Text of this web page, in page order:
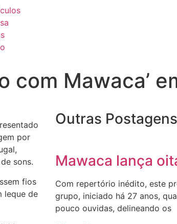
com Mawaca’
por
sons.
fios
leque de
Outras Postagens
Mawaca lança
Com repertório inédito, este
grupo, iniciado há 27 anos,
pouco ouvidas, delineando os